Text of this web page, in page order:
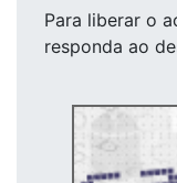
Para liberar o
responda ao